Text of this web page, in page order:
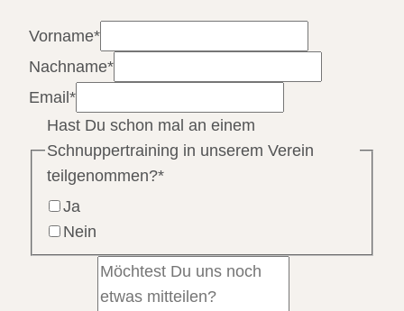
Vorname*
Nachname*
Email*
Hast Du schon mal an einem
Schnuppertraining in unserem Verein
teilgenommen?*
Ja
Nein